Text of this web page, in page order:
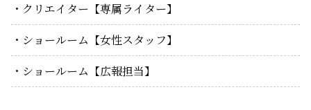
クリエイター【専属ライター】
ショールーム【女性スタッフ】
ショールーム【広報担当】